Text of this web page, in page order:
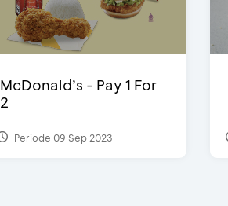
McDonald’s - Pay 1 For
2
Periode 09 Sep 2023